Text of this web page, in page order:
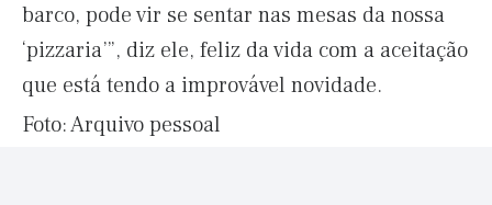
barco, pode vir se sentar nas mesas da nossa
‘pizzaria’”, diz ele, feliz da vida com a aceitação
que está tendo a improvável novidade.
Foto: Arquivo pessoal